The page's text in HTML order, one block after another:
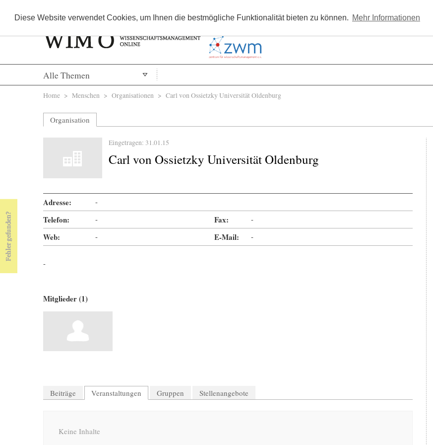
Diese Website verwendet Cookies, um Ihnen die bestmögliche Funktionalität bieten zu können. Mehr Informationen
Kostenlos registrieren
Alle Themen
Sie sind hier
Home > Menschen > Organisationen > Carl von Ossietzky Universität Oldenburg
Organisation
Eingetragen: 31.01.15
Carl von Ossietzky Universität Oldenburg
Adresse: -
Telefon: - Fax: -
Web: - E-Mail: -
-
Mitglieder (1)
Beiträge Veranstaltungen Gruppen Stellenangebote
Keine Inhalte